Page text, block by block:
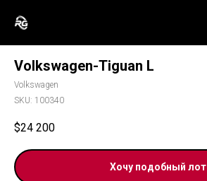
Volkswagen-Tiguan L
Volkswagen
SKU: 100340
$24 200
Хочу подобный лот